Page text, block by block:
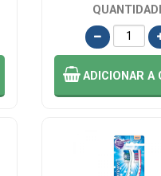
ADICIONARA